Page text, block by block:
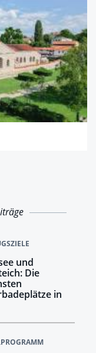
und
Die
in